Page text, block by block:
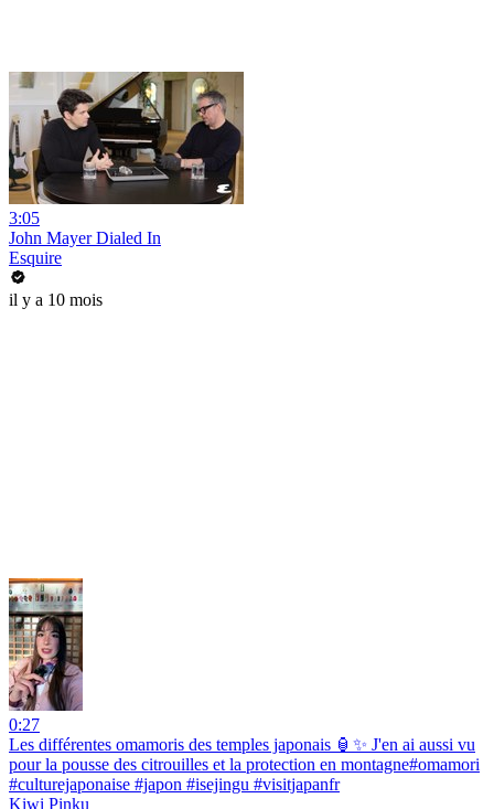
3:05
John Mayer Dialed In
Esquire
il y a 10 mois
0:27
Les différentes omamoris des temples japonais 🏮✨ J'en ai aussi vu
pour la pousse des citrouilles et la protection en montagne#omamori
#culturejaponaise #japon #isejingu #visitjapanfr
Kiwi Pinku